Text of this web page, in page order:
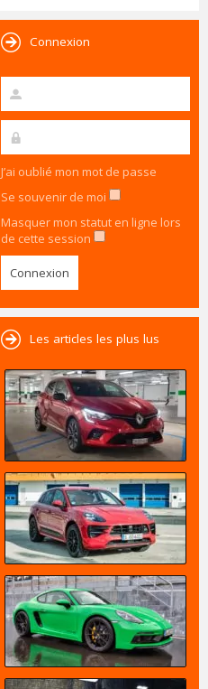
Connexion
J’ai oublié mon mot de passe
Se souvenir de moi
Masquer mon statut en ligne lors
de cette session
Les articles les plus lus